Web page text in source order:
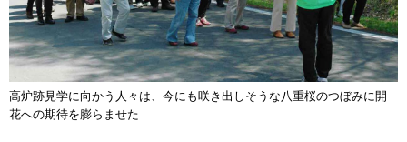
高炉跡見学に向かう人々は、今にも咲き出しそうな八重桜のつぼみに開
花への期待を膨らませた